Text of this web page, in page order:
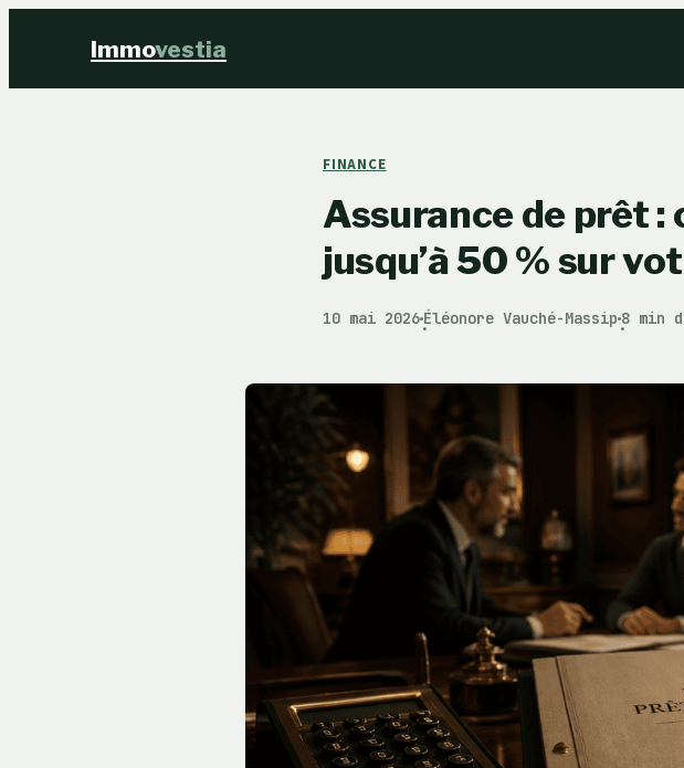
Immovestia
FINANCE
Assurance de prêt
jusqu’à 50 % sur
10 mai 2026
·
Éléonore Vauché-Massip
·
8 min